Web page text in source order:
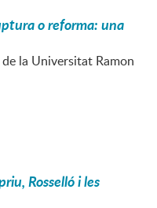
o reforma: una
la Universitat Ramon
Rosselló i les